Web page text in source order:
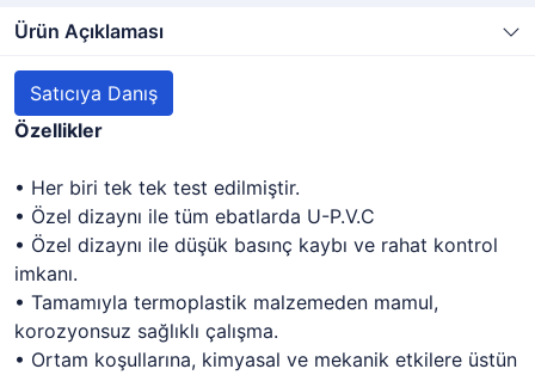
Ürün Açıklaması
Satıcıya Danış
Özellikler
• Her biri tek tek test edilmiştir.
• Özel dizaynı ile tüm ebatlarda U-P.V.C
• Özel dizaynı ile düşük basınç kaybı ve rahat kontrol
imkanı.
• Tamamıyla termoplastik malzemeden mamul,
korozyonsuz sağlıklı çalışma.
• Ortam koşullarına, kimyasal ve mekanik etkilere üstün